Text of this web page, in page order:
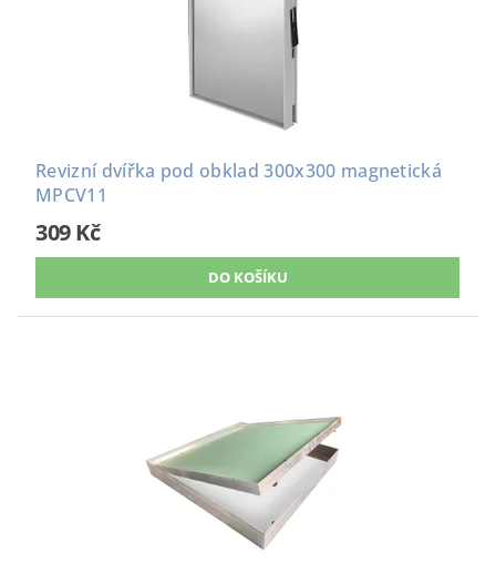
Revizní dvířka pod obklad 300x300 magnetická
MPCV11
309 Kč